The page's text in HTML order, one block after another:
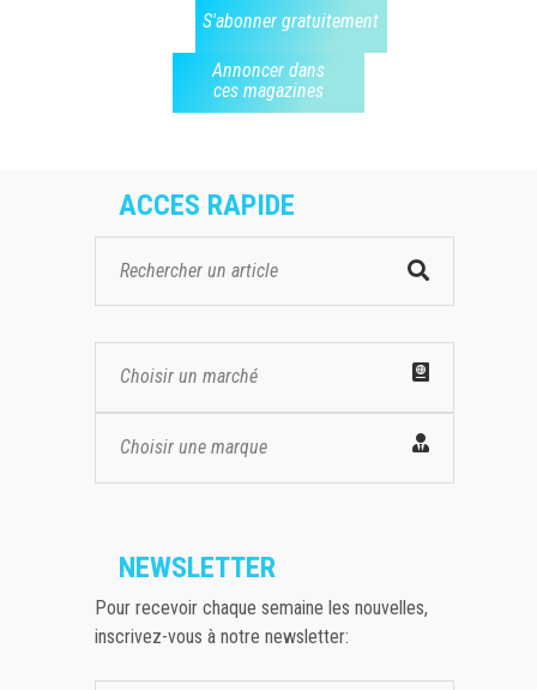
S'abonner gratuitement
Annoncer dans
ces magazines
ACCES RAPIDE
Choisir un marché
Choisir une marque
NEWSLETTER
Pour recevoir chaque semaine les nouvelles,
inscrivez-vous à notre newsletter: